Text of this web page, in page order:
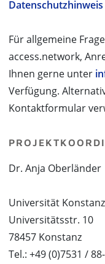
Datenschutzhinweis
Für allgemeine
access.network,
Ihnen gerne unter
Verfügung.
Kontaktformular
Dr. Anja Oberländer
Universität Konstanz
Universitätsstr. 10
78457 Konstanz
Tel.: +49 (0)7531 /